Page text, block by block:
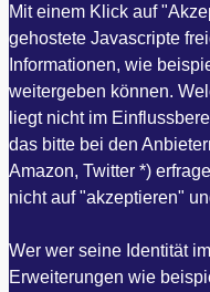
Mit einem Klick auf
gehostete Javascripte
Informationen, wie
weitergeben können.
liegt nicht im
das bitte bei den
Amazon, Twitter *)
nicht auf "akzeptieren"
Wer wer seine Identität
Erweiterungen wie